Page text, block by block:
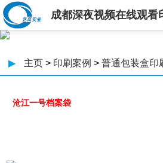
成都深夜视频在线观看
▶ 主页 > 印刷案例 > 普通包装盒印
沧江一号档案袋